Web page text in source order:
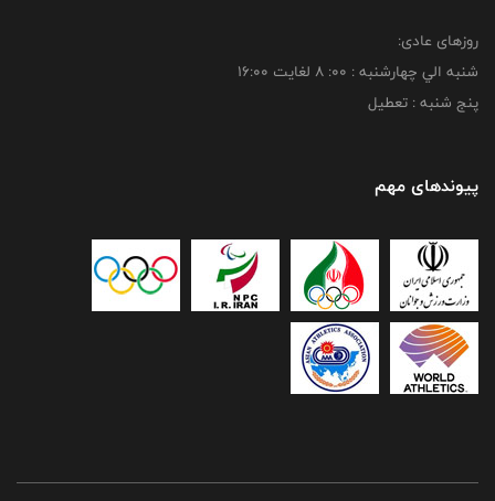
روزهای عادی:
شنبه الي چهارشنبه : 00: 8 لغايت 16:00
پنج شنبه : تعطیل
پیوندهای مهم